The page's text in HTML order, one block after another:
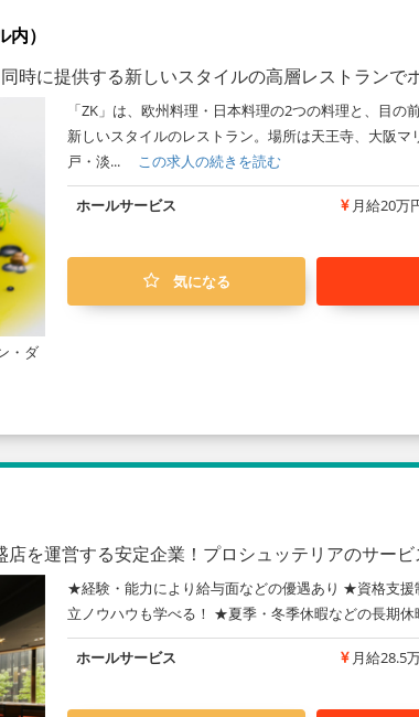
）
に提供する新しいスタイルの高層レストランで
・ダ
「ZK」は、欧州料理・日本料理の2つの料理と、目
新しいスタイルのレストラン。場所は天王寺、大阪
戸・淡... この求人の続きを読む
ホールサービス 月給20万
気になる
を運営する安定企業！プロシュッテリアのサー
★経験・能力により給与面などの優遇あり ★資格支
立ノウハウも学べる！ ★夏季・冬季休暇などの長期
ホールサービス 月給28.5